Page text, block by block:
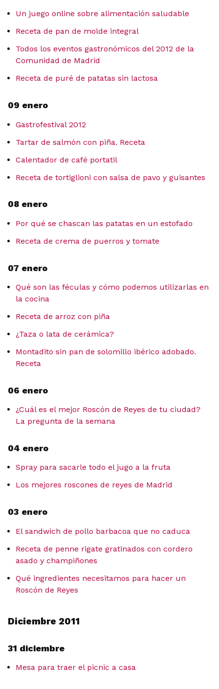
Un juego online sobre alimentación saludable
Receta de pan de molde integral
Todos los eventos gastronómicos del 2012 de la
Comunidad de Madrid
Receta de puré de patatas sin lactosa
09 enero
Gastrofestival 2012
Tartar de salmón con piña. Receta
Calentador de café portatil
Receta de tortiglioni con salsa de pavo y guisantes
08 enero
Por qué se chascan las patatas en un estofado
Receta de crema de puerros y tomate
07 enero
Qué son las féculas y cómo podemos utilizarlas en
la cocina
Receta de arroz con piña
¿Taza o lata de cerámica?
Montadito sin pan de solomillo ibérico adobado.
Receta
06 enero
¿Cuál es el mejor Roscón de Reyes de tu ciudad?
La pregunta de la semana
04 enero
Spray para sacarle todo el jugo a la fruta
Los mejores roscones de reyes de Madrid
03 enero
El sandwich de pollo barbacoa que no caduca
Receta de penne rigate gratinados con cordero
asado y champiñones
Qué ingredientes necesitamos para hacer un
Roscón de Reyes
Diciembre 2011
31 diciembre
Mesa para traer el picnic a casa